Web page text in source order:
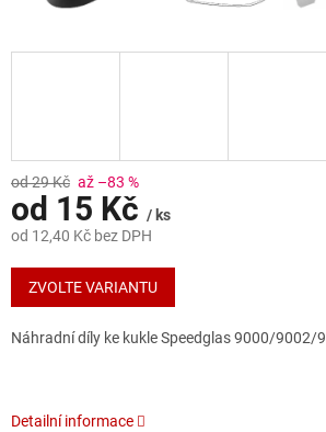
od 29 Kč až –83 %
od 15 Kč / ks
od 12,40 Kč bez DPH
Měrná
cena:
ZVOLTE VARIANTU
Náhradní díly ke kukle Speedglas 9000/9002/
Detailní informace